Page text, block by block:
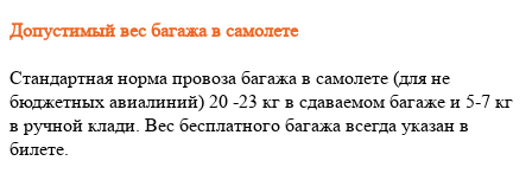
Допустимый вес багажа в самолете
Стандартная норма провоза багажа в самолете (для не
бюджетных авиалиний) 20 -23 кг в сдаваемом багаже и 5-7 кг
в ручной клади. Вес бесплатного багажа всегда указан в
билете.